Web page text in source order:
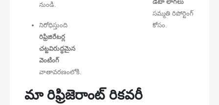
నుండి.
నిరోధిస్తుంది
రిఫ్రిజిరేటర్ల
చట్టవిరుద్ధమైన
వెంటింగ్
వాతావరణంలోకి.
డేటా లాగ్‌లు
సమ్మతి రిపోర్టింగ్
కోసం.
మా రిఫ్రిజెరాంట్ రికవరీ